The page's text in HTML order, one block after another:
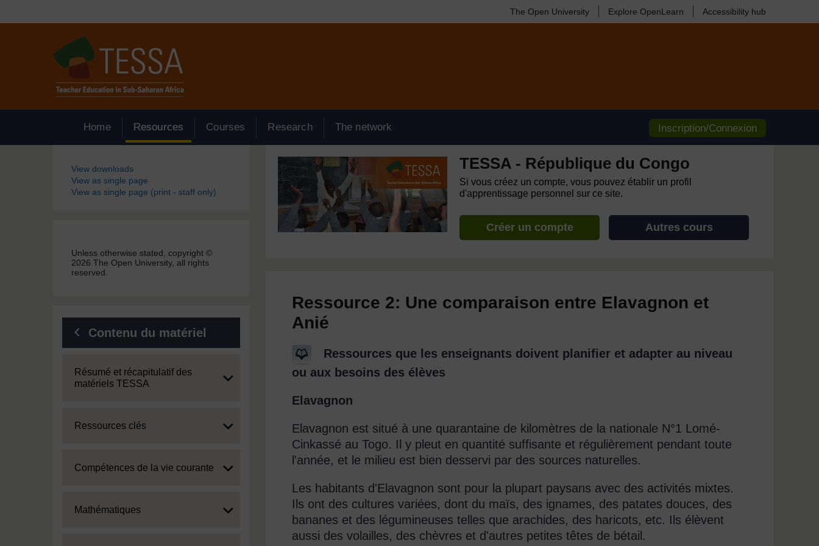
The Open University Explore OpenLearn Accessibility hub
Home Resources Courses Research The network Inscription/Connexion
Blocs
View downloads
View as single page
View as single page (print - staff only)
Unless otherwise stated, copyright ©
2026 The Open University, all rights
reserved.
Contenu du matériel
Expand
Résumé et récapitulatif des
matériels TESSA
Expand
Ressources clés
Expand
Compétences de la vie courante
Expand
Mathématiques
TESSA - République du Congo
Si vous créez un compte, vous pouvez établir un profil
d'apprentissage personnel sur ce site.
Créer un compte Autres cours
Ressource 2: Une comparaison entre Elavagnon et
Anié
Ressources que les enseignants doivent planifier et adapter au niveau
ou aux besoins des élèves
Elavagnon
Elavagnon est situé à une quarantaine de kilomètres de la nationale N°1 Lomé-
Cinkassé au Togo. Il y pleut en quantité suffisante et régulièrement pendant toute
l'année, et le milieu est bien desservi par des sources naturelles.
Les habitants d'Elavagnon sont pour la plupart paysans avec des activités mixtes.
Ils ont des cultures variées, dont du maïs, des ignames, des patates douces, des
bananes et des légumineuses telles que arachides, des haricots, etc. Ils élèvent
aussi des volailles, des chèvres et d'autres petites têtes de bétail.